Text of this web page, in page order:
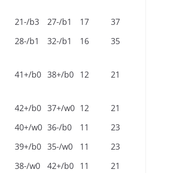
21-/b3 27-/b1 17
37
28-/b1 32-/b1 16 35
41+/b0 38+/b0 12 21
42+/b0 37+/w0 12
21
40+/w0 36-/b0 11
23
39+/b0 35-/w0 11
23
38-/w0 42+/b0 11 21